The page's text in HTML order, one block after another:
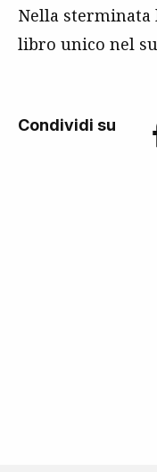
Nella
libro unico nel
Condividi su